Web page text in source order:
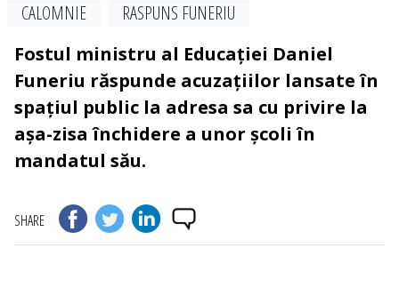
CALOMNIE
RASPUNS FUNERIU
Fostul ministru al Educației Daniel
Funeriu răspunde acuzațiilor lansate în
spațiul public la adresa sa cu privire la
așa-zisa închidere a unor școli în
mandatul său.
SHARE